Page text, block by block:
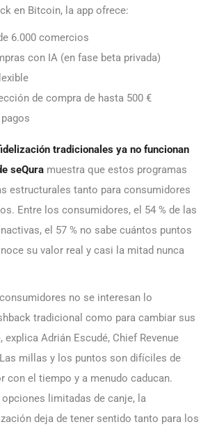
en Bitcoin, la app ofrece:
6.000 comercios
con IA (en fase beta privada)
de compra de hasta 500 €
tradicionales ya no funcionan
seQura muestra que estos programas
estructurales tanto para consumidores
Entre los consumidores, el 54 % de las
el 57 % no sabe cuántos puntos
su valor real y casi la mitad nunca
no se interesan lo
tradicional como para cambiar sus
explica Adrián Escudé, Chief Revenue
millas y los puntos son difíciles de
con el tiempo y a menudo caducan.
limitadas de canje, la
deja de tener sentido tanto para los